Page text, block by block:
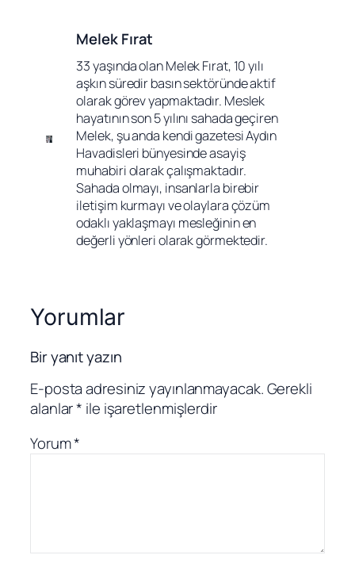
Melek Fırat
33 yaşında olan Melek Fırat, 10 yılı
aşkın süredir basın sektöründe aktif
olarak görev yapmaktadır. Meslek
hayatının son 5 yılını sahada geçiren
Melek, şu anda kendi gazetesi Aydın
Havadisleri bünyesinde asayiş
muhabiri olarak çalışmaktadır.
Sahada olmayı, insanlarla birebir
iletişim kurmayı ve olaylara çözüm
odaklı yaklaşmayı mesleğinin en
değerli yönleri olarak görmektedir.
Yorumlar
Bir yanıt yazın
E-posta adresiniz yayınlanmayacak.Gerekli
alanlar* ile işaretlenmişlerdir
Yorum*